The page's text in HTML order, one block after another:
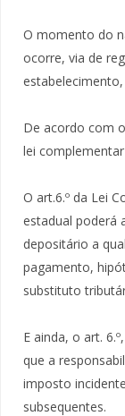
O momento do
ocorre, via de
De acordo com o
lei
O art.6.º da Lei
estadual poderá
depositário a
pagamento,
substituto
E ainda, o art.
que a
imposto
subsequentes.